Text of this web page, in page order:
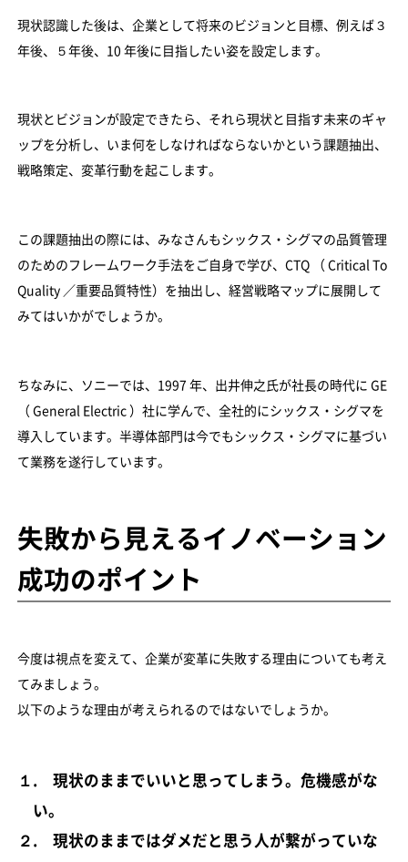
現状認識した後は、企業として将来のビジョンと目標、例えば３
年後、５年後、10 年後に目指したい姿を設定します。
現状とビジョンが設定できたら、それら現状と目指す未来のギャ
ップを分析し、いま何をしなければならないかという課題抽出、
戦略策定、変革行動を起こします。
この課題抽出の際には、みなさんもシックス・シグマの品質管理
のためのフレームワーク手法をご自身で学び、CTQ （ Critical To
Quality ／重要品質特性）を抽出し、経営戦略マップに展開して
みてはいかがでしょうか。
ちなみに、ソニーでは、1997 年、出井伸之氏が社長の時代に GE
（ General Electric ）社に学んで、全社的にシックス・シグマを
導入しています。半導体部門は今でもシックス・シグマに基づい
て業務を遂行しています。
失敗から見えるイノベーション
成功のポイント
今度は視点を変えて、企業が変革に失敗する理由についても考え
てみましょう。
以下のような理由が考えられるのではないでしょうか。
１. 現状のままでいいと思ってしまう。危機感がな
い。
２. 現状のままではダメだと思う人が繋がっていな